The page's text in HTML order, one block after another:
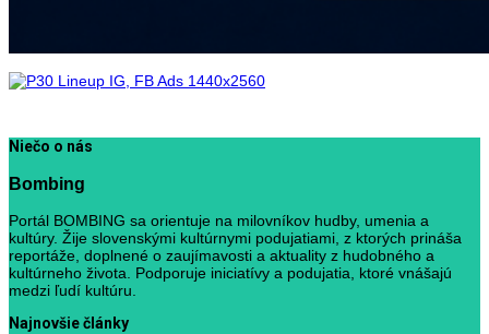
Niečo o nás
Bombing
Portál BOMBING sa orientuje na milovníkov hudby, umenia a
kultúry. Žije slovenskými kultúrnymi podujatiami, z ktorých prináša
reportáže, doplnené o zaujímavosti a aktuality z hudobného a
kultúrneho života. Podporuje iniciatívy a podujatia, ktoré vnášajú
medzi ľudí kultúru.
Najnovšie články